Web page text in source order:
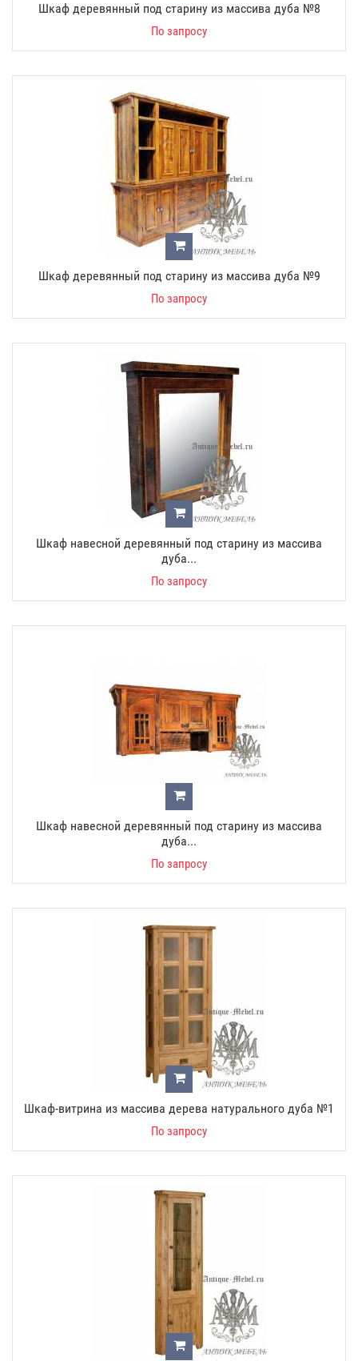
Шкаф деревянный под старину из массива дуба №8
По запросу
Шкаф деревянный под старину из массива дуба №9
По запросу
Шкаф навесной деревянный под старину из массива
дуба...
По запросу
Шкаф навесной деревянный под старину из массива
дуба...
По запросу
Шкаф-витрина из массива дерева натурального дуба №1
По запросу